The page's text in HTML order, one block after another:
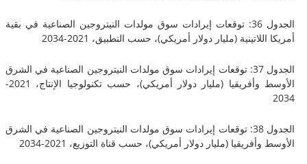
الجدول 36: توقعات إيرادات سوق مولدات النيتروجين الصناعية في بقية
(مليار دولار أمريكي)، حسب التطبيق، 2021-2034
الجدول 37: توقعات إيرادات سوق مولدات النيتروجين الصناعية في الشرق
الأوسط وأفريقيا (مليار دولار أمريكي)، حسب تكنولوجيا الإنتاج، 2021-
الجدول 38: توقعات إيرادات سوق مولدات النيتروجين الصناعية في الشرق
(مليار دولار أمريكي)، حسب قناة التوزيع، 2021-2034